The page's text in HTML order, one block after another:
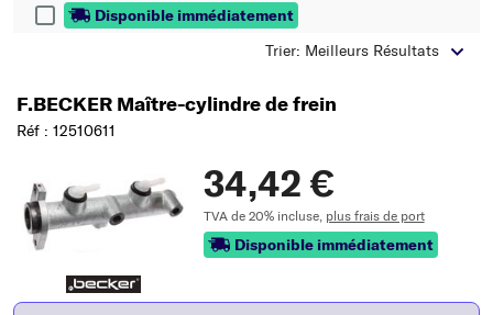
Disponible immédiatement
Trier: Meilleurs Résultats
F.BECKER Maître-cylindre de frein
Réf : 12510611
34,42 €
TVA de 20% incluse, plus frais de port
Disponible immédiatement